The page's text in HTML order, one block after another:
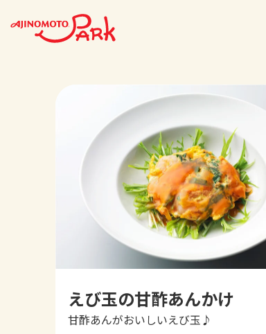
えび玉の甘酢あんかけ
甘酢あんがおいしいえび玉♪